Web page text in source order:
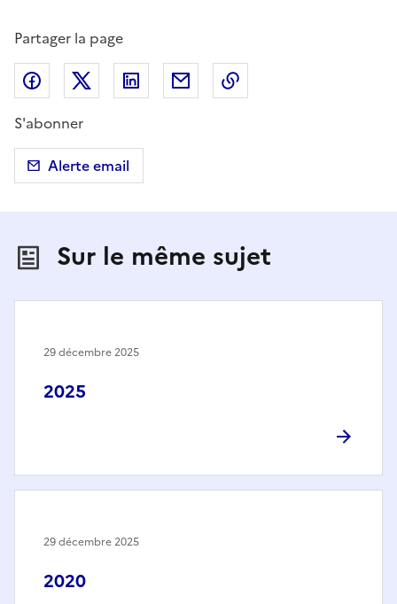
Partager la page
Partager sur Facebook
Partager sur X (anciennement Twitter)
Partager sur LinkedIn
Partager par email
S'abonner
Alerte email
Sur le même sujet
2025
29 décembre 2025
2020
29 décembre 2025